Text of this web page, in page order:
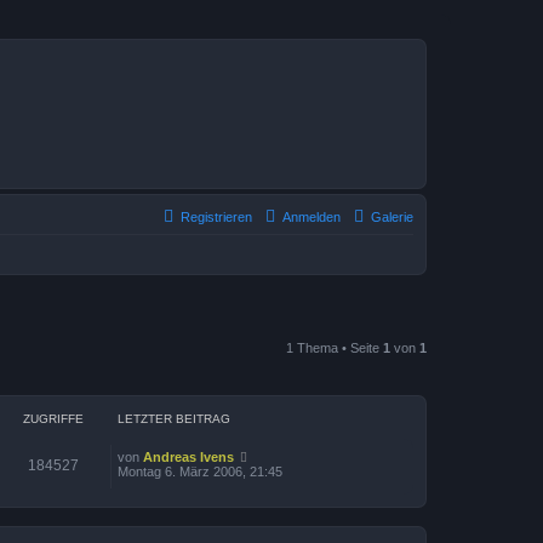
Galerie
Anmelden
Registrieren
1 Thema • Seite 1 von 1
ZUGRIFFE LETZTER BEITRAG
184527 von Andreas Ivens
Montag 6. März 2006, 21:45